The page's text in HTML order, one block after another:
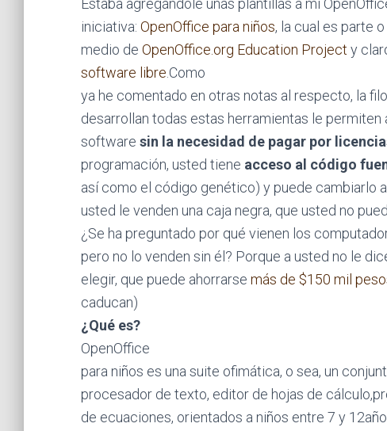
Estaba agregándole unas plantillas a mi
iniciativa: OpenOffice para niños, la cual es parte
medio de OpenOffice.org Education Project y
software libre .Como
ya he comentado en otras notas al respecto, la
desarrollan todas estas herramientas le permiten
software sin la necesidad de pagar por
programación, usted tiene acceso al código
así como el código genético) y puede cambiarlo
usted le venden una caja negra, que usted no
¿Se ha preguntado por qué vienen los
pero no lo venden sin él? Porque a usted no le
elegir, que puede ahorrarse más de $150 mil
caducan)
¿Qué es?
OpenOffice
para niños es una suite ofimática, o sea, un
procesador de texto, editor de hojas de
de ecuaciones, orientados a niños entre 7 y